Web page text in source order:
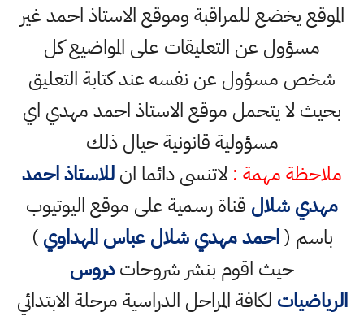
الموقع يخضع للمراقبة وموقع الاستاذ احمد غير
مسؤول عن التعليقات على المواضيع كل
شخص مسؤول عن نفسه عند كتابة التعليق
بحيث لا يتحمل موقع الاستاذ احمد مهدي اي
مسؤولية قانونية حيال ذلك
ملاحظة مهمة : لاتنسى دائما انللاستاذ احمد
مهدي شلال قناة رسمية على موقع اليوتيوب
باسم (احمد مهدي شلال عباس المهداوي)
حيث اقوم بنشر شروحاتدروس
الرياضيات لكافة المراحل الدراسية مرحلة الابتدائي